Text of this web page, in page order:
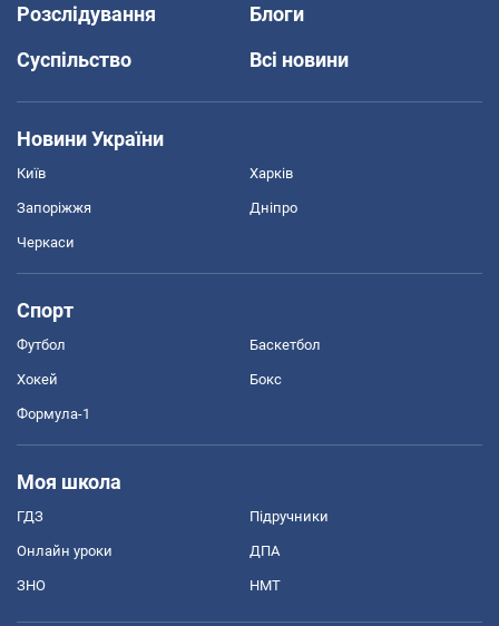
Розслідування
Блоги
Суспільство
Всі новини
Новини України
Київ Харків
Запоріжжя Дніпро
Черкаси
Спорт
Футбол Баскетбол
Хокей Бокс
Формула-1
Моя школа
ГДЗ Підручники
Онлайн уроки ДПА
ЗНО НМТ